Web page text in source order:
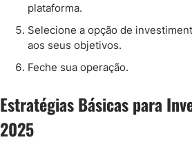
plataforma.
Selecione a opção de
aos seus objetivos.
Feche sua operação.
Estratégias Básicas para
2025